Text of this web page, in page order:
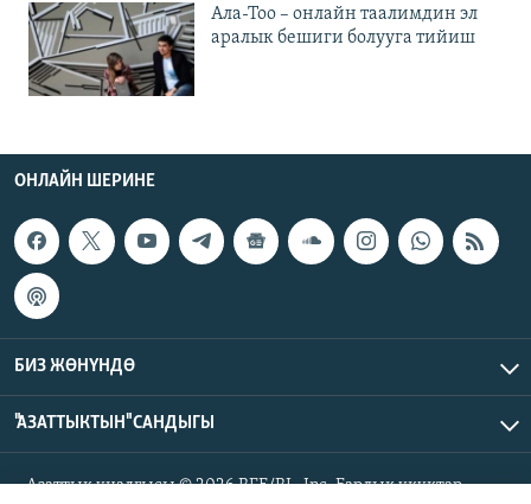
Ала-Тоо – онлайн таалимдин эл
аралык бешиги болууга тийиш
ОНЛАЙН ШЕРИНЕ
БИЗ ЖӨНҮНДӨ
"АЗАТТЫКТЫН" САНДЫГЫ
Азаттык үналгысы © 2026 RFE/RL, Inc. Бардык укуктар